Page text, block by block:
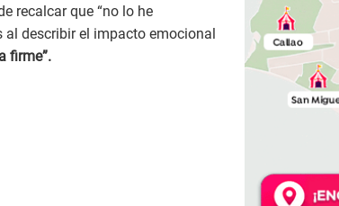
recalcar que “no lo he
describir el impacto emocional
firme”.